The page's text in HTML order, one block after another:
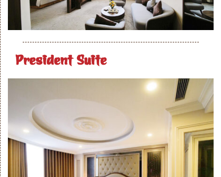
President Suite